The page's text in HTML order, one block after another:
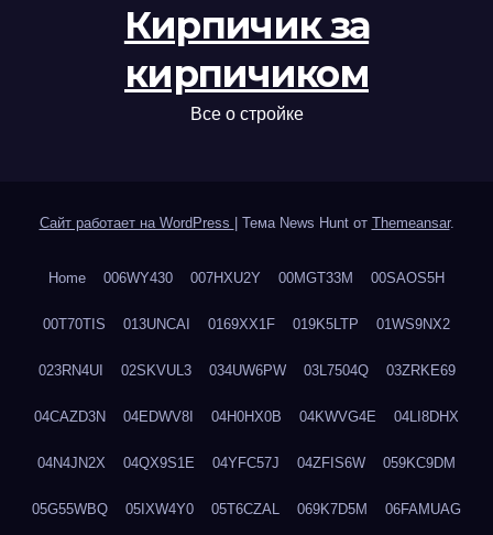
Кирпичик за
кирпичиком
Все о стройке
Сайт работает на WordPress Тема News Hunt от Themeansar.
Home 006WY430 007HXU2Y 00MGT33M 00SAOS5H
00T70TIS 013UNCAI 0169XX1F 019K5LTP 01WS9NX2
023RN4UI 02SKVUL3 034UW6PW 03L7504Q 03ZRKE69
04CAZD3N 04EDWV8I 04H0HX0B 04KWVG4E 04LI8DHX
04N4JN2X 04QX9S1E 04YFC57J 04ZFIS6W 059KC9DM
05G55WBQ 05IXW4Y0 05T6CZAL 069K7D5M 06FAMUAG